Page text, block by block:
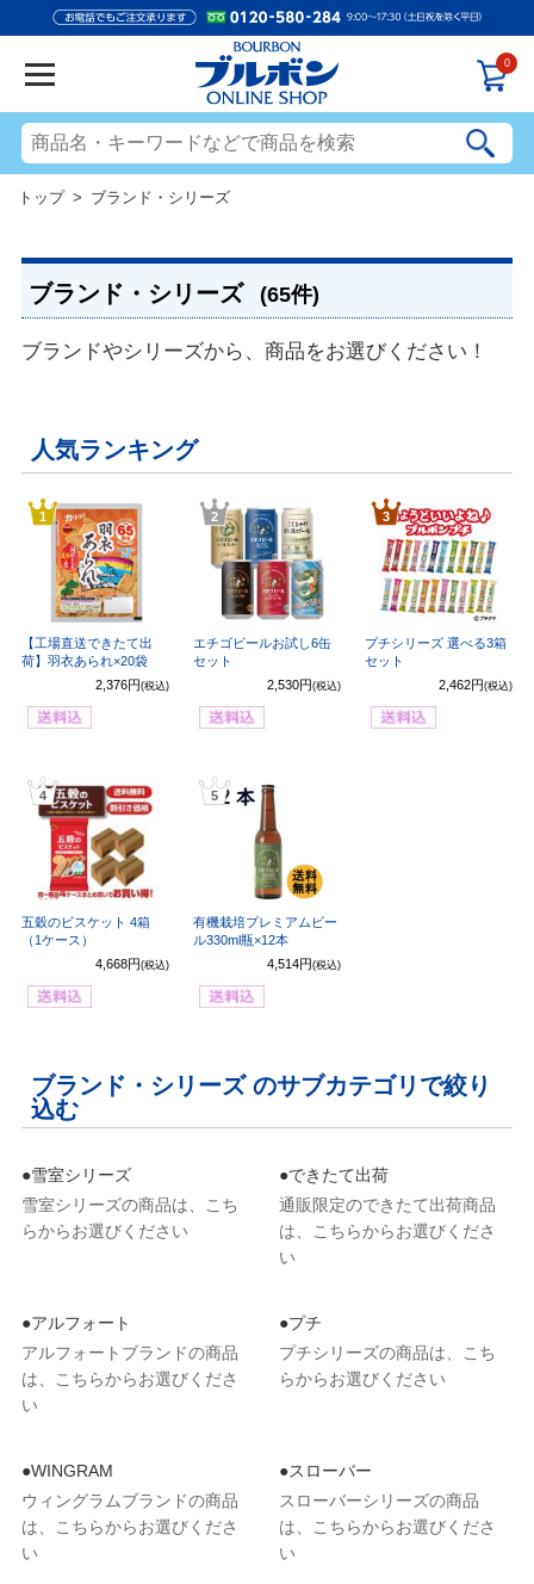
0
トップ> ブランド・シリーズ
ブランド・シリーズ (65件)
ブランドやシリーズから、商品をお選びください！
人気ランキング
1
【工場直送できたて出
荷】羽衣あられ×20袋
2,376円 (税込)
2
エチゴビールお試し6缶
セット
2,530円 (税込)
3
プチシリーズ 選べる3箱
セット
2,462円(税込)
4
五穀のビスケット 4箱
（1ケース）
4,668円 (税込)
5
有機栽培プレミアムビー
ル330ml瓶×12本
4,514円 (税込)
ブランド・シリーズ のサブカテゴリで絞り
込む
●雪室シリーズ
雪室シリーズの商品は、こち
らからお選びください
●できたて出荷
通販限定のできたて出荷商品
は、こちらからお選びくださ
い
●アルフォート
アルフォートブランドの商品
は、こちらからお選びくださ
い
●プチ
プチシリーズの商品は、こち
らからお選びください
●WINGRAM
ウィングラムブランドの商品
は、こちらからお選びくださ
い
●スローバー
スローバーシリーズの商品
は、こちらからお選びくださ
い